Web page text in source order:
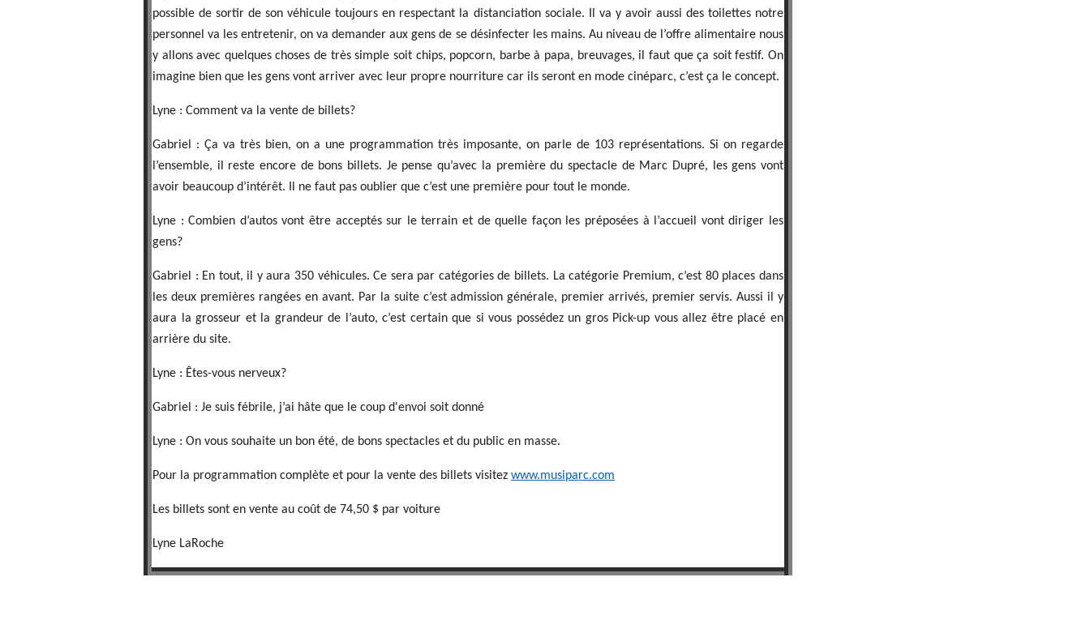
possible de sortir de son véhicule toujours en respectant la distanciation sociale. Il va y avoir aussi des toilettes notre
personnel va les entretenir, on va demander aux gens de se désinfecter les mains. Au niveau de l’offre alimentaire nous
y allons avec quelques choses de très simple soit chips, popcorn, barbe à papa, breuvages, il faut que ça soit festif. On
imagine bien que les gens vont arriver avec leur propre nourriture car ils seront en mode cinéparc, c’est ça le concept.
Lyne : Comment va la vente de billets?
Gabriel : Ça va très bien, on a une programmation très imposante, on parle de 103 représentations. Si on regarde
l’ensemble, il reste encore de bons billets. Je pense qu’avec la première du spectacle de Marc Dupré, les gens vont
avoir beaucoup d’intérêt. Il ne faut pas oublier que c’est une première pour tout le monde.
Lyne : Combien d’autos vont être acceptés sur le terrain et de quelle façon les préposées à l’accueil vont diriger les
gens?
Gabriel : En tout, il y aura 350 véhicules. Ce sera par catégories de billets. La catégorie Premium, c’est 80 places dans
les deux premières rangées en avant. Par la suite c’est admission générale, premier arrivés, premier servis. Aussi il y
aura la grosseur et la grandeur de l’auto, c’est certain que si vous possédez un gros Pick-up vous allez être placé en
arrière du site.
Lyne : Êtes-vous nerveux?
Gabriel : Je suis fébrile, j’ai hâte que le coup d'envoi soit donné
Lyne : On vous souhaite un bon été, de bons spectacles et du public en masse.
Pour la programmation complète et pour la vente des billets visitez www.musiparc.com
Les billets sont en vente au coût de 74,50 $ par voiture
Lyne LaRoche